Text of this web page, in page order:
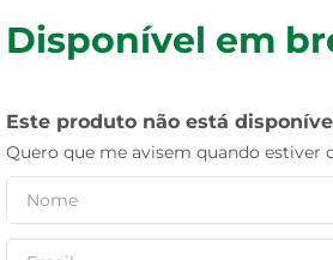
Disponível em
Este produto não está
Quero que me avisem quando estiver